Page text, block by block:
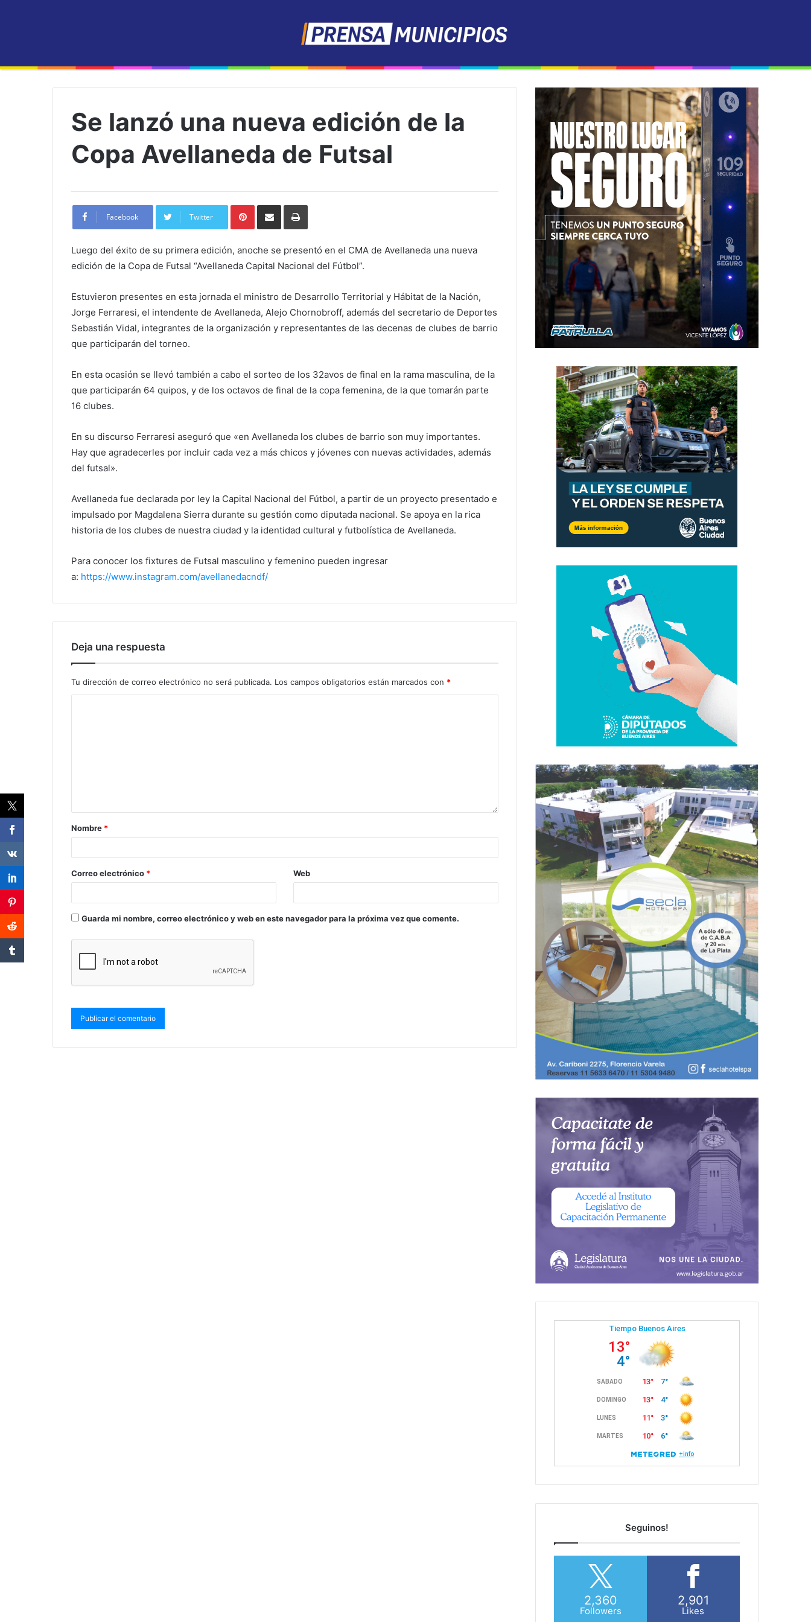
Se lanzó una nueva edición de la
Copa Avellaneda de Futsal
Facebook Twitter
PinterestShare
Email
Print
Luego del éxito de su primera edición, anoche se presentó en el CMA de Avellaneda una nueva
edición de la Copa de Futsal “Avellaneda Capital Nacional del Fútbol”.
Estuvieron presentes en esta jornada el ministro de Desarrollo Territorial y Hábitat de la Nación,
Jorge Ferraresi, el intendente de Avellaneda, Alejo Chornobroff, además del secretario de Deportes
Sebastián Vidal, integrantes de la organización y representantes de las decenas de clubes de barrio
que participarán del torneo.
En esta ocasión se llevó también a cabo el sorteo de los 32avos de final en la rama masculina, de la
que participarán 64 quipos, y de los octavos de final de la copa femenina, de la que tomarán parte
16 clubes.
En su discurso Ferraresi aseguró que «en Avellaneda los clubes de barrio son muy importantes.
Hay que agradecerles por incluir cada vez a más chicos y jóvenes con nuevas actividades, además
del futsal».
Avellaneda fue declarada por ley la Capital Nacional del Fútbol, a partir de un proyecto presentado e
impulsado por Magdalena Sierra durante su gestión como diputada nacional. Se apoya en la rica
historia de los clubes de nuestra ciudad y la identidad cultural y futbolística de Avellaneda.
Para conocer los fixtures de Futsal masculino y femenino pueden ingresar
a: https://www.instagram.com/avellanedacndf/
Deja una respuesta
Tu dirección de correo electrónico no será publicada. Los campos obligatorios están marcados con *
Nombre *
Correo electrónico * Web
Guarda mi nombre, correo electrónico y web en este navegador para la próxima vez que comente.
Seguinos!
2,360
Followers
2,901
Likes